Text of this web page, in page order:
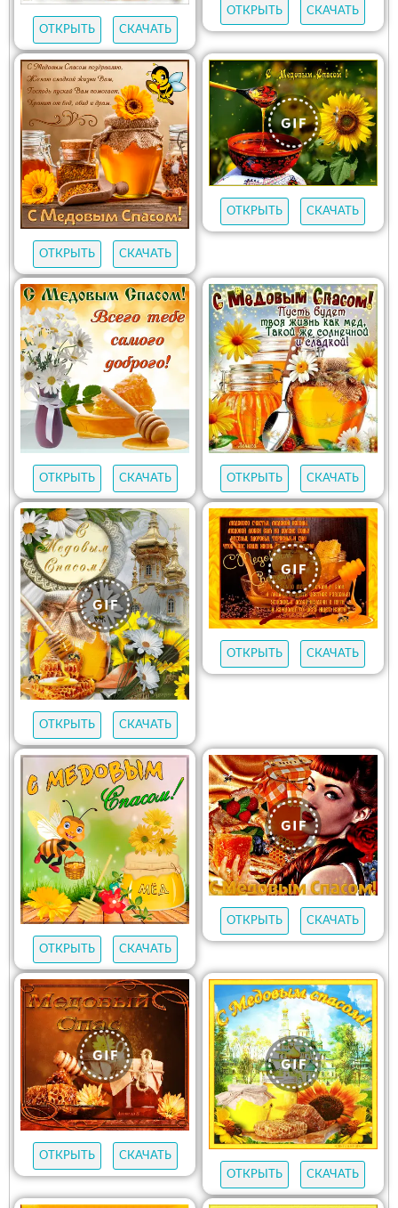
ОТКРЫТЬ СКАЧАТЬ
ОТКРЫТЬ СКАЧАТЬ
ОТКРЫТЬ СКАЧАТЬ
ОТКРЫТЬ СКАЧАТЬ
ОТКРЫТЬ СКАЧАТЬ ОТКРЫТЬ СКАЧАТЬ
ОТКРЫТЬ СКАЧАТЬ
ОТКРЫТЬ СКАЧАТЬ
ОТКРЫТЬ СКАЧАТЬ
ОТКРЫТЬ СКАЧАТЬ
ОТКРЫТЬ
СКАЧАТЬ
ОТКРЫТЬ
СКАЧАТЬ